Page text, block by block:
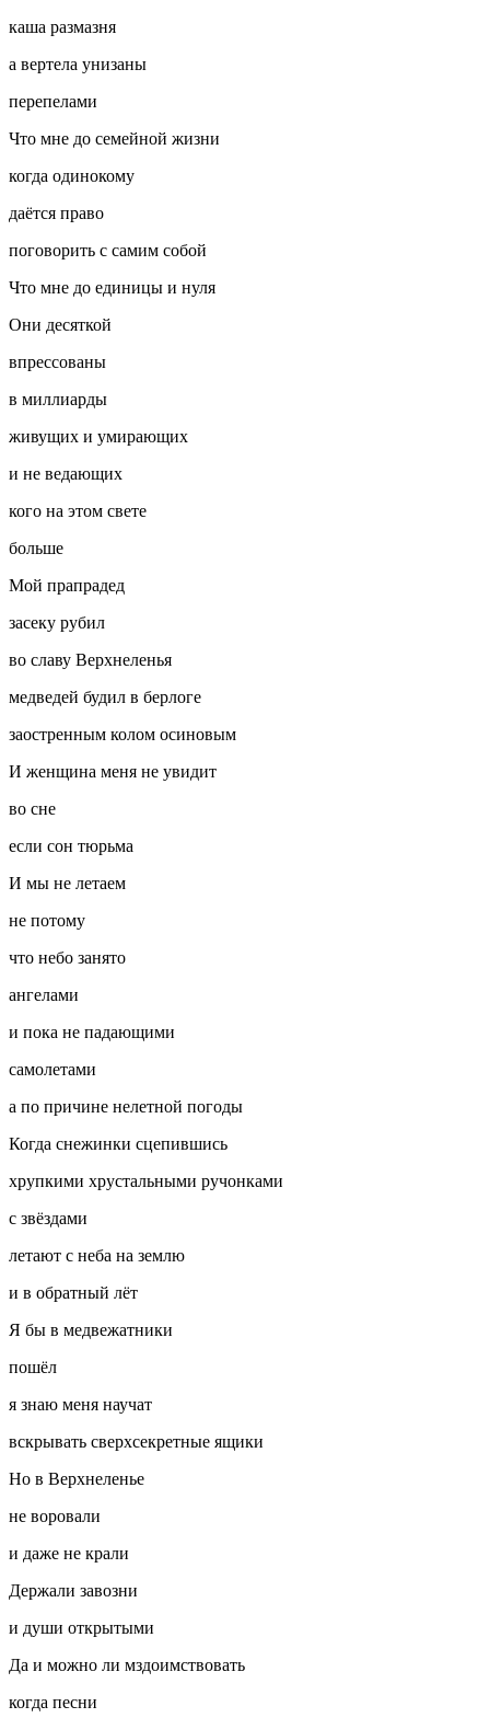
каша размазня
а вертела унизаны
перепелами
Что мне до семейной жизни
когда одинокому
даётся право
поговорить с самим собой
Что мне до единицы и нуля
Они десяткой
впрессованы
в миллиарды
живущих и умирающих
и не ведающих
кого на этом свете
больше
Мой прапрадед
засеку рубил
во славу Верхнеленья
медведей будил в берлоге
заостренным колом осиновым
И женщина меня не увидит
во сне
если сон тюрьма
И мы не летаем
не потому
что небо занято
ангелами
и пока не падающими
самолетами
а по причине нелетной погоды
Когда снежинки сцепившись
хрупкими хрустальными ручонками
с звёздами
летают с неба на землю
и в обратный лёт
Я бы в медвежатники
пошёл
я знаю меня научат
вскрывать сверхсекретные ящики
Но в Верхнеленье
не воровали
и даже не крали
Держали завозни
и души открытыми
Да и можно ли мздоимствовать
когда песни